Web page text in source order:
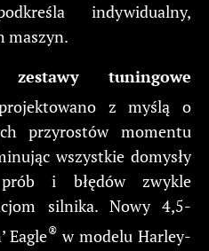
indywidualny,
maszyn.
zestawy tuningowe
z myślą o
przyrostów momentu
wszystkie domysły
i błędów zwykle
silnika. Nowy 4,5-
Eagle® w modelu Harley-